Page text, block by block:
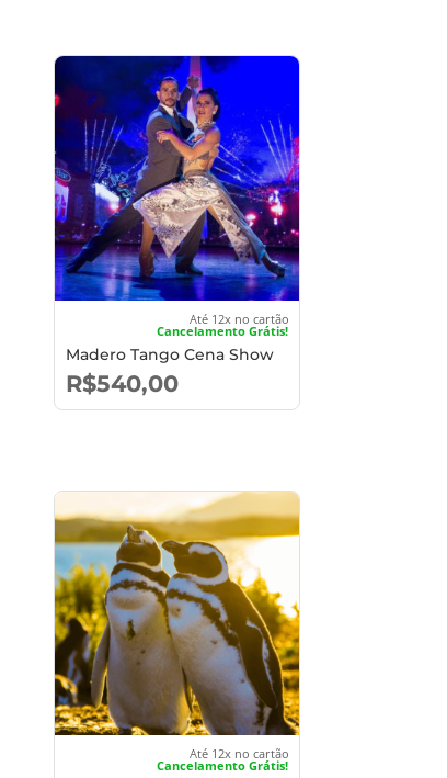
Até 12x no cartão
Cancelamento Grátis!
Madero Tango Cena Show
R$540,00
Até 12x no cartão
Cancelamento Grátis!